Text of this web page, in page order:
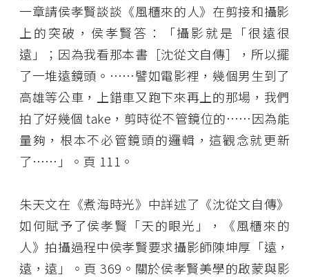
一章請侯孝賢談談《風櫃來的人》在剪接和攝影
上的突破，侯孝賢答：「攝影就是「很遠很
遠」；因為我看那本書［沈從文自傳］，所以擺
了一堆遠鏡頭。……譬如電影裡，幾個男生到了
高雄等公車，上錯車又跑下來再上的那場，我們
拍了好幾個 take，剪時從不管鏡位的……因為能
量夠，根本不必管鏡頭的邏輯，這觀念就更新
了……」。頁 111。
朱天文在《煮海時光》中詳述了《沈從文自傳》
如何賦予了侯孝賢「天的眼光」，《風櫃來的
人》拍攝過程中侯孝賢要求攝影師陳坤厚「遠，
遠，遠」。頁 369。關於侯孝賢美學的啟蒙與影